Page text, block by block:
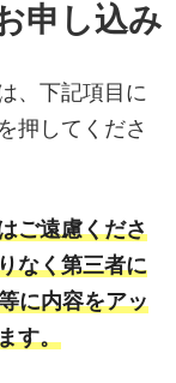
申し込み
、下記項目に
押してくださ
ご遠慮くださ
なく第三者に
に内容をアッ
す。